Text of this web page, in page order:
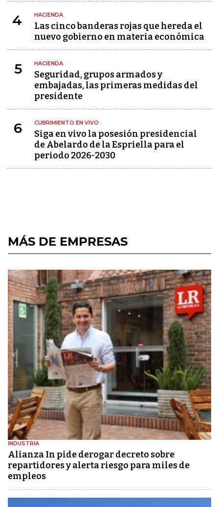
4 HACIENDA
Las cinco banderas rojas que hereda el
nuevo gobierno en materia económica
5 HACIENDA
Seguridad, grupos armados y
embajadas, las primeras medidas del
presidente
6 CUBRIMIENTO EN VIVO
Siga en vivo la posesión presidencial
de Abelardo de la Espriella para el
periodo 2026-2030
MÁS DE EMPRESAS
INDUSTRIA
Alianza In pide derogar decreto sobre
repartidores y alerta riesgo para miles de
empleos